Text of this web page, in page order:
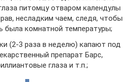
питомцу отваром календулы
несладким чаем, следя, чтобы
была комнатной температуры;
(2-3 раза в неделю) капают под
препарат Барс,
глаза и т.п.;